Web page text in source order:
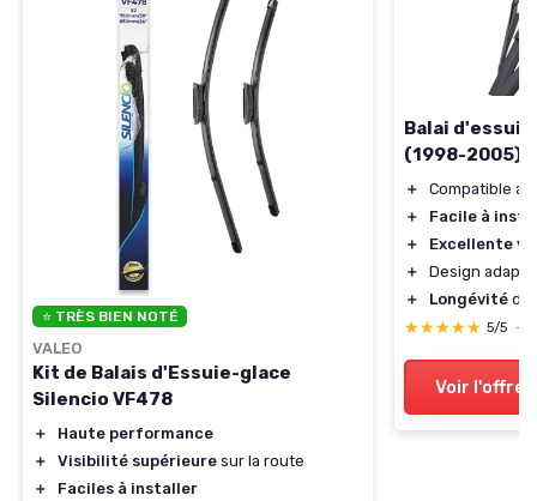
⭐ TRÈS BIEN NOTÉ
VALEO
Kit de Balais d'Essuie-glace
Silencio VF478
＋
Haute performance
＋
Visibilité supérieure sur la route
＋
Faciles à installer
Balai
(1998-2005)
＋
Compatible
＋
Facile à
＋
Excellente
＋
Design
＋
Longévité
★★★★★
★★★★★ 5/5 —
Voir l'offre